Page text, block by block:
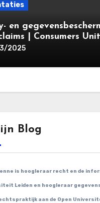
en
| Consumers
| Volkshotel A’dam 6
2025
Blog
is hoogleraar recht en de
Leiden en hoogleraar
aan de Open